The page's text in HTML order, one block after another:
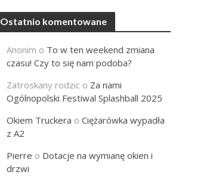
Ostatnio komentowane
Anonim o To w ten weekend zmiana
czasu! Czy to się nam podoba?
Zatroskany rodzic o Za nami
Ogólnopolski Festiwal Splashball 2025
Okiem Truckera oCiężarówka wypadła
z A2
Pierre o Dotacje na wymianę okien i
drzwi